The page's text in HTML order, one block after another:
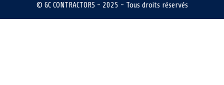
© GC CONTRACTORS - 2025 - Tous droits réservés